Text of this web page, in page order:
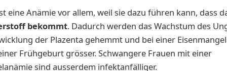
eine Anämie vor allem, weil sie dazu führen kann, dass
bekommt. Dadurch werden das Wachstum des
der Plazenta gehemmt und bei einer
Frühgeburt grösser. Schwangere Frauen mit einer
sind ausserdem infektanfälliger.